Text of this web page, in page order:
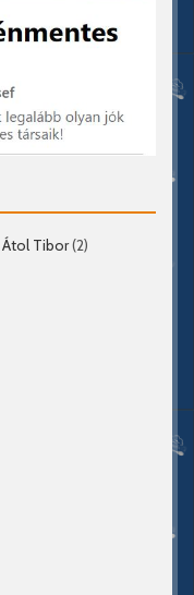
Tibor(2)